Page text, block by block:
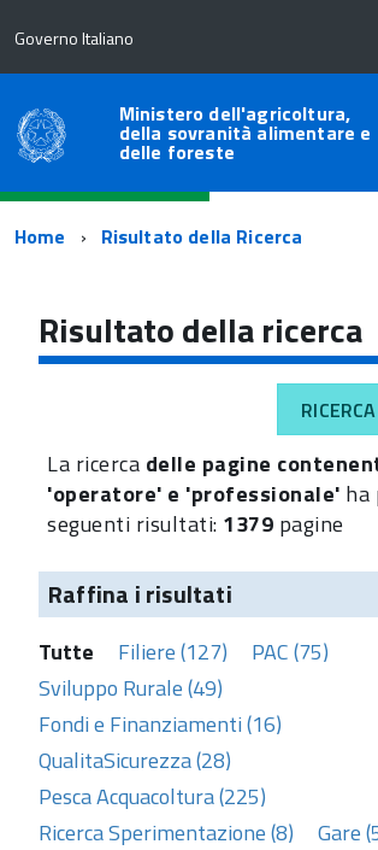
Governo Italiano
Ministero dell'agricoltura,
della sovranità alimentare e
delle foreste
Percorso
navigazione
Home Risultato della Ricerca
Risultato della ricerca
La ricerca delle pagine
'operatore' e 'professionale' ha
seguenti risultati: 1379 pagine
Raffina i risultati
Tutte Filiere (127)
PAC (75)
Sviluppo Rurale (49)
Fondi e Finanziamenti (16)
QualitaSicurezza (28)
Pesca Acquacoltura (225)
Ricerca Sperimentazione (8)
Gare